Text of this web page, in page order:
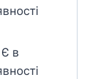
Є в